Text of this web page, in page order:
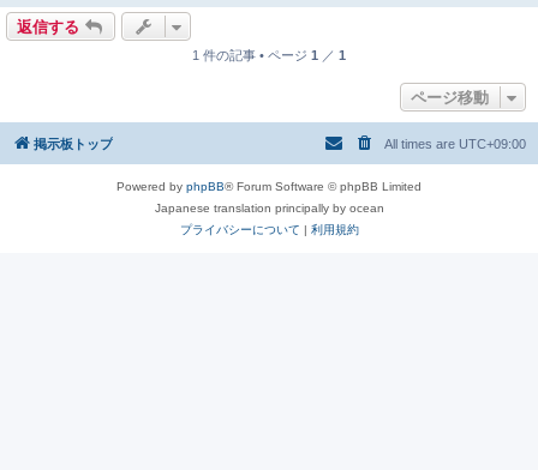
返信する
1 件の記事 • ページ 1 ／ 1
ページ移動
掲示板トップ All times are UTC+09:00
Powered by phpBB® Forum Software © phpBB Limited
Japanese translation principally by ocean
プライバシーについて | 利用規約